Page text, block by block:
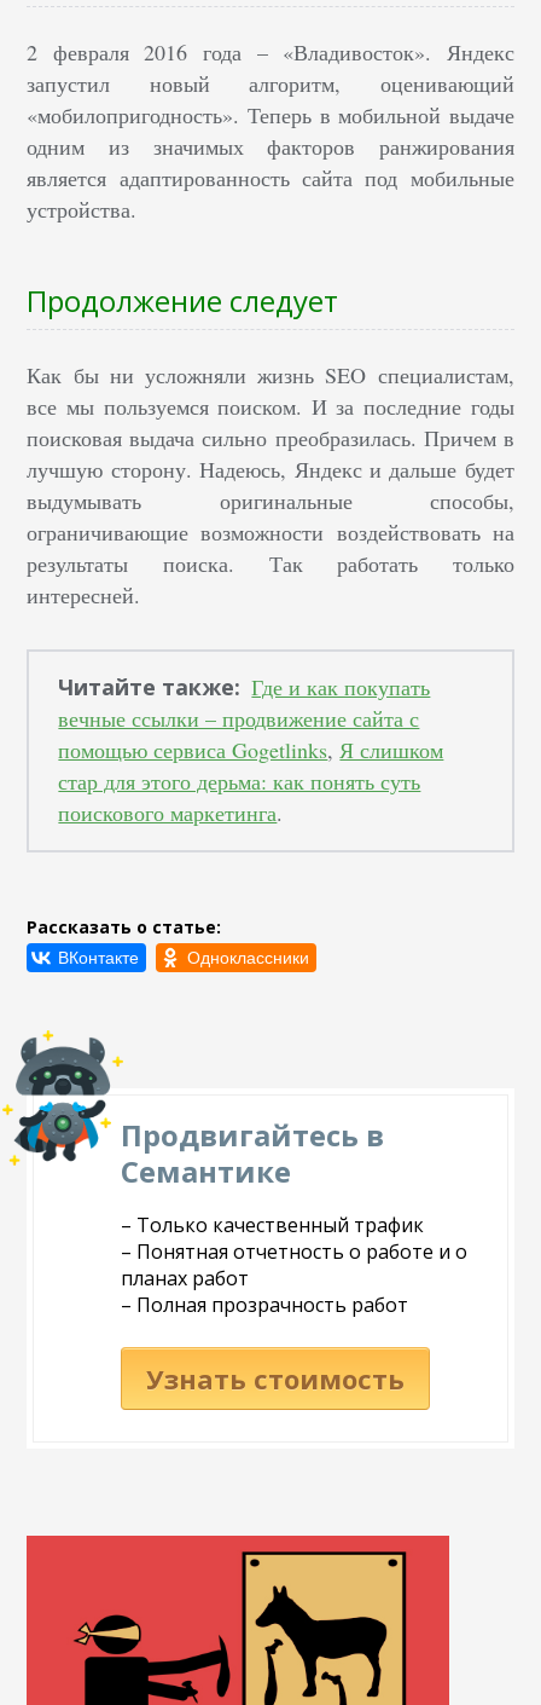
2 февраля 2016 года – «Владивосток». Яндекс
запустил новый алгоритм, оценивающий
«мобилопригодность». Теперь в мобильной выдаче
одним из значимых факторов ранжирования
является адаптированность сайта под мобильные
устройства.
Продолжение следует
Как бы ни усложняли жизнь SEO специалистам,
все мы пользуемся поиском. И за последние годы
поисковая выдача сильно преобразилась. Причем в
лучшую сторону. Надеюсь, Яндекс и дальше будет
выдумывать оригинальные способы,
ограничивающие возможности воздействовать на
результаты поиска. Так работать только
интересней.
Читайте также: Где и как покупать
вечные ссылки – продвижение сайта с
помощью сервиса Gogetlinks,Я слишком
стар для этого дерьма: как понять суть
поискового маркетинга.
Рассказать о статье:
Продвигайтесь в
Семантике
– Только качественный трафик
– Понятная отчетность о работе и о
планах работ
– Полная прозрачность работ
Узнать стоимость